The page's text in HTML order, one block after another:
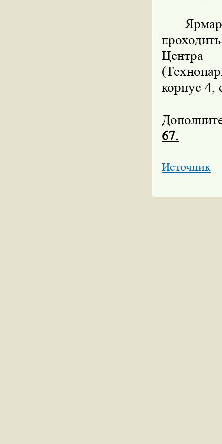
Центра
корпус 4,
67.
Источник